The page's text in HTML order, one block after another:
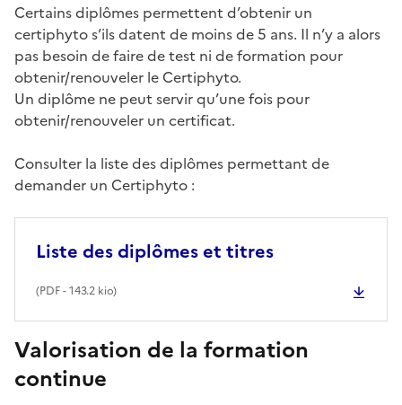
Certains diplômes permettent d’obtenir un
certiphyto s’ils datent de moins de 5 ans. Il n’y a alors
pas besoin de faire de test ni de formation pour
obtenir/renouveler le Certiphyto.
Un diplôme ne peut servir qu’une fois pour
obtenir/renouveler un certificat.
Consulter la liste des diplômes permettant de
demander un Certiphyto :
Liste des diplômes et titres
(PDF- 143.2 kio)
Valorisation de la formation
continue